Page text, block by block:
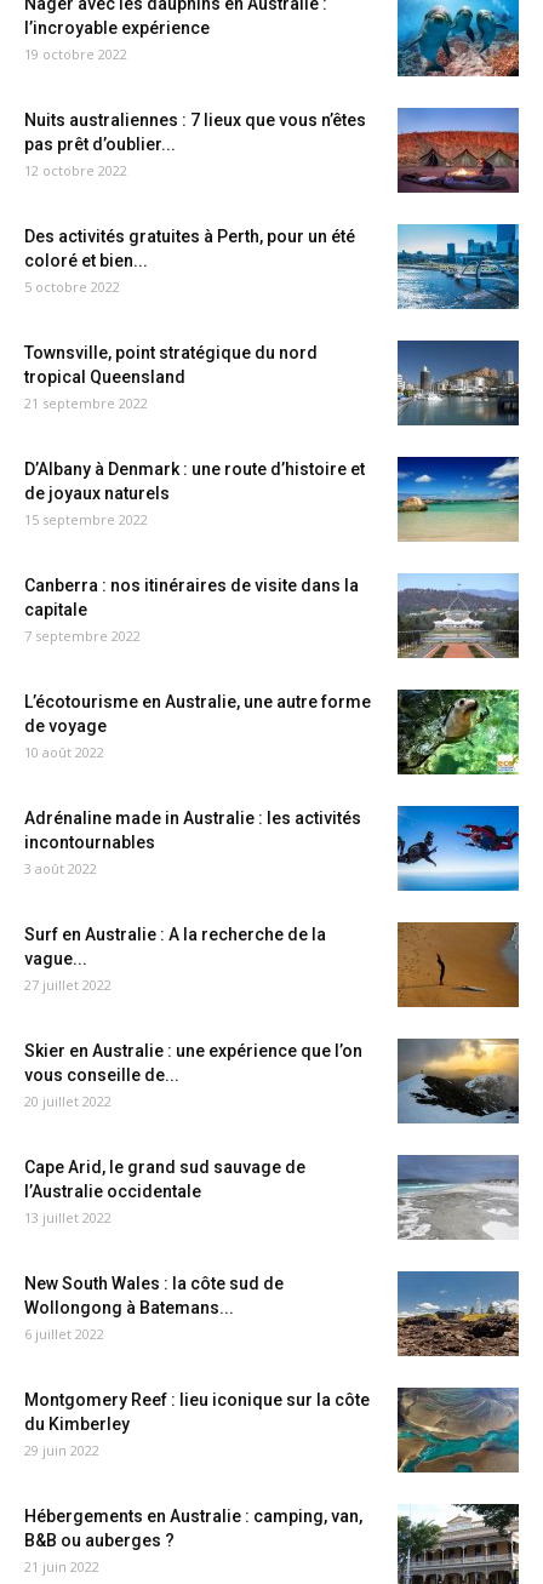
l’incroyable expérience
19 octobre 2022
Nuits australiennes : 7 lieux que vous n’êtes
pas prêt d’oublier...
12 octobre 2022
Des activités gratuites à Perth, pour un été
coloré et bien...
5 octobre 2022
Townsville, point stratégique du nord
tropical Queensland
21 septembre 2022
D’Albany à Denmark : une route d’histoire et
de joyaux naturels
15 septembre 2022
Canberra : nos itinéraires de visite dans la
capitale
7 septembre 2022
L’écotourisme en Australie, une autre forme
de voyage
10 août 2022
Adrénaline made in Australie : les activités
incontournables
3 août 2022
Surf en Australie : A la recherche de la
vague...
27 juillet 2022
Skier en Australie : une expérience que l’on
vous conseille de...
20 juillet 2022
Cape Arid, le grand sud sauvage de
l’Australie occidentale
13 juillet 2022
New South Wales : la côte sud de
Wollongong à Batemans...
6 juillet 2022
Montgomery Reef : lieu iconique sur la côte
du Kimberley
29 juin 2022
Hébergements en Australie : camping, van,
B&B ou auberges ?
21 juin 2022